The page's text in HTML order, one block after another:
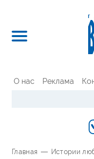
О нас Реклама
Главная — Истории